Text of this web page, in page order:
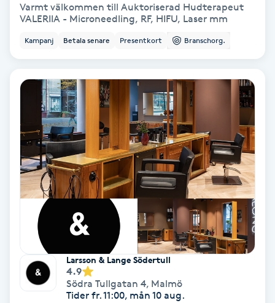
Kemisk peeling
Kinesiologi
Kinesisk medicin
Kiropraktik
Klangmassage
Klippning
Klippning & Slingor
Klippning ungdom
Varmt välkommen till Auktoriserad Hudterapeut
VALERIIA - Microneedling, RF, HIFU, Laser mm
Kampanj Betala senare Presentkort Branschorg.
Larsson & Lange Södertull
4.9
Södra Tullgatan 4, Malmö
Tider fr. 11:00, mån 10 aug.